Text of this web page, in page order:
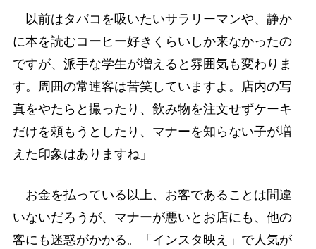
以前はタバコを吸いたいサラリーマンや、静か
に本を読むコーヒー好きくらいしか来なかったの
ですが、派手な学生が増えると雰囲気も変わりま
す。周囲の常連客は苦笑していますよ。店内の写
真をやたらと撮ったり、飲み物を注文せずケーキ
だけを頼もうとしたり、マナーを知らない子が増
えた印象はありますね」
お金を払っている以上、お客であることは間違
いないだろうが、マナーが悪いとお店にも、他の
客にも迷惑がかかる。「インスタ映え」で人気が